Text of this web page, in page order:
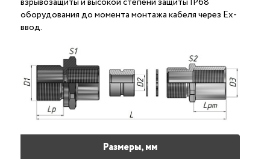
оборудования до момента монтажа кабеля через Ex-
ввод.
Размеры, мм